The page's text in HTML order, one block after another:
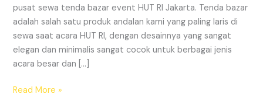
pusat sewa tenda bazar event HUT RI Jakarta. Tenda bazar
adalah salah satu produk andalan kami yang paling laris di
sewa saat acara HUT RI, dengan desainnya yang sangat
elegan dan minimalis sangat cocok untuk berbagai jenis
acara besar dan […]
SEWA
Read More »